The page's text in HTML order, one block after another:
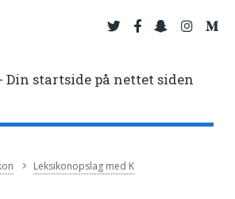
- Din startside på nettet siden
Leksikonopslag med K